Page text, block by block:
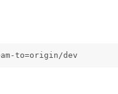
to=origin/dev